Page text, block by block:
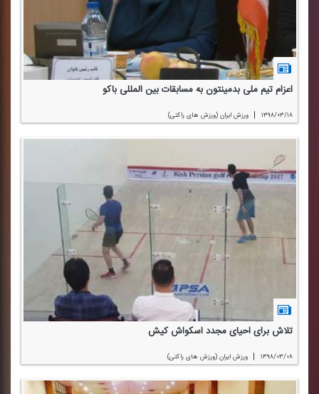
اعزام تیم ملی بدمینتون به مسابقات بین المللی باكو
۱۳۹۸/۰۳/۱۸ | ورزش ایران (ورزش های راكتی)
تلاش برای احیای مجدد اسكواش كیش
۱۳۹۸/۰۳/۰۸ | ورزش ایران (ورزش های راكتی)